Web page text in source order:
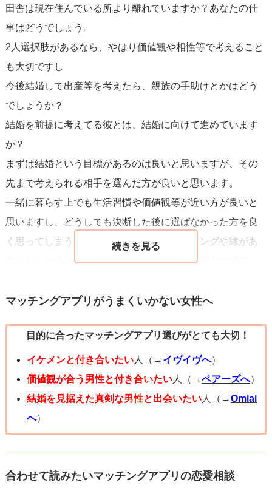
極めてみて。ここは自分に合わせてくれているから、ここ
はあなたの意見を尊重しようなど、バランスを取ってくれ
る彼が理想ですね。
まだお若いので時間はたっぷりあります。後悔のないご決
断を。一緒にいて居心地がよく、話しやすい彼を見つけて
くださいね。応援しています。
田舎は現在住んでいる所より離れていますか？あなたの仕
事はどうでしょう。
2人選択肢があるなら、やはり価値観や相性等で考えること
も大切ですし
今後結婚して出産等を考えたら、親族の手助けとかはどう
でしょうか？
結婚を前提に考えてる彼とは、結婚に向けて進めています
か？
まずは結婚という目標があるのは良いと思いますが、その
先まで考えられる相手を選んだ方が良いと思います。
一緒に暮らす上でも生活習慣や価値観等が近い方が良いと
思いますし、どうしても決断した後に選ばなかった方を良
く思ってしまうかもしれません。色々タイミングや縁があ
るかもしれませんが、結婚前提という義理に囚われずに、
てみるのも良いかもしれません。
マッチングアプリがうまくいかない女性へ
目的に合ったマッチングアプリ選びがとても大切！
イケメンと付き合いたい人（→ イヴイヴへ）
価値観が合う男性と付き合いたい人（→ペアーズへ）
結婚を見据えた真剣な男性と出会いたい人（→Omiai
へ）
合わせて読みたいマッチングアプリの恋愛相談